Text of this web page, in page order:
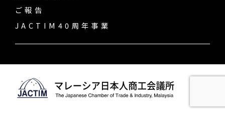
ご報告
JACTIM40周年事業